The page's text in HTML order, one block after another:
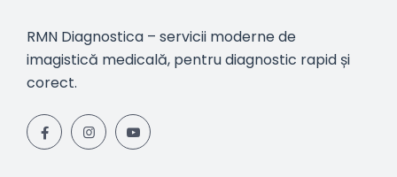
RMN Diagnostica – servicii moderne de
imagistică medicală, pentru diagnostic rapid și
corect.